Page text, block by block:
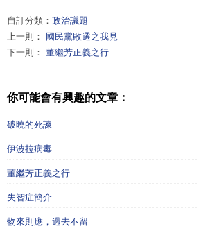
自訂分類： 政治議題
上一則：
國民黨敗選之我見
下一則： 董繼芳正義之行
你可能會有興趣的文章：
破曉的死諫
伊波拉病毒
董繼芳正義之行
失智症簡介
物來則應，過去不留